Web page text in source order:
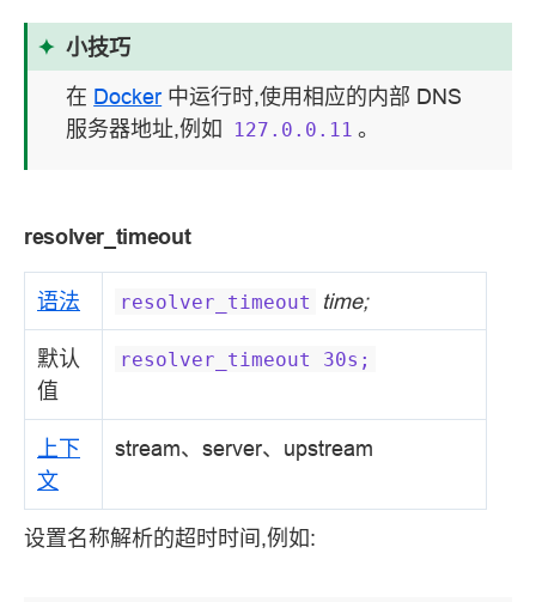
小技巧
在 Docker 中运行时,使用相应的内部 DNS
服务器地址,例如
127.0.0.11 。
resolver_timeout
语法 resolver_timeout time;
默认
值
resolver_timeout 30s;
上下
文
stream、server、upstream
设置名称解析的超时时间,例如: